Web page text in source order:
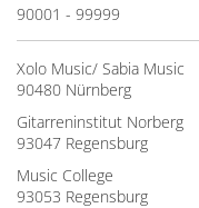
90001 - 99999
Xolo Music/ Sabia Music
90480 Nürnberg
Gitarreninstitut Norberg
93047 Regensburg
Music College
93053 Regensburg